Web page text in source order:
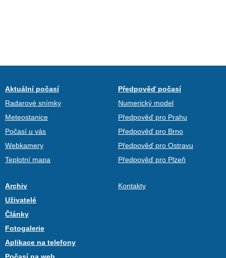
Aktuální počasí
Radarové snímky
Meteostanice
Počasí u vás
Webkamery
Teplotní mapa
Předpověď počasí
Numerický model
Předpověď pro Prahu
Předpověď pro Brno
Předpověď pro Ostravu
Předpověď pro Plzeň
Archiv
Uživatelé
Články
Fotogalerie
Aplikace na telefony
Kontakty